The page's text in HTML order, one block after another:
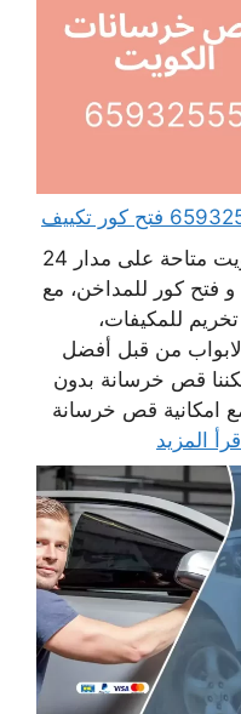
خدمات شركة قص خرسانة الكويت متاحة على مدار 24
فتح كور للمداخن، مع
للمكيفات،
من قبل أفضل
قص خرسانة بدون
امكانية قص خرسانة
المزيد